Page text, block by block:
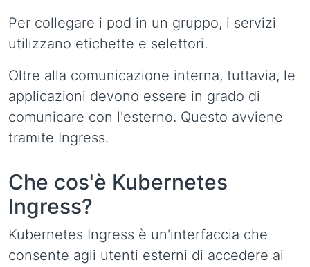
Per collegare i pod in un gruppo, i servizi
utilizzano etichette e selettori.
Oltre alla comunicazione interna, tuttavia, le
applicazioni devono essere in grado di
comunicare con l'esterno. Questo avviene
tramite Ingress.
Che cos'è Kubernetes
Ingress?
Kubernetes Ingress è un'interfaccia che
consente agli utenti esterni di accedere ai